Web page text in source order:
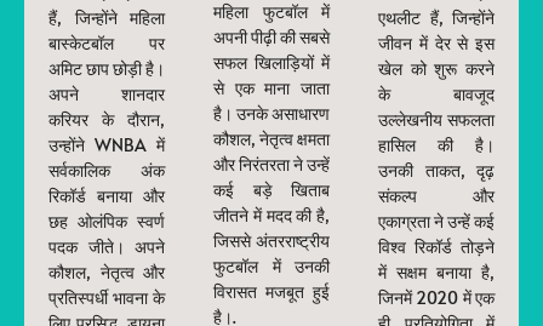
हैं, जिन्होंने महिला
बास्केटबॉल पर
अमिट छाप छोड़ी है।
अपने शानदार
करियर के दौरान,
उन्होंने WNBA में
सर्वकालिक अंक
रिकॉर्ड बनाया और
छह ओलंपिक स्वर्ण
पदक जीते। अपने
कौशल, नेतृत्व और
प्रतिस्पर्धी भावना के
महिला फुटबॉल में
अपनी पीढ़ी की सबसे
सफल खिलाड़ियों में
से एक माना जाता
है। उनके असाधारण
कौशल, नेतृत्व क्षमता
और निरंतरता ने उन्हें
कई बड़े खिताब
जीतने में मदद की है,
जिससे अंतरराष्ट्रीय
फुटबॉल में उनकी
विरासत मजबूत हुई
है।.
एथलीट हैं, जिन्होंने
जीवन में देर से इस
खेल को शुरू करने
के बावजूद
उल्लेखनीय सफलता
हासिल की है।
उनकी ताकत, दृढ़
संकल्प और
एकाग्रता ने उन्हें कई
विश्व रिकॉर्ड तोड़ने
में सक्षम बनाया है,
जिनमें 2020 में एक